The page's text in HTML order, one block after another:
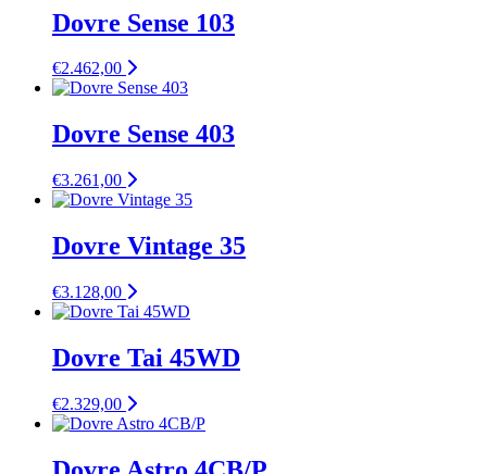
Dovre Sense 103
€2.462,00
Dovre Sense 403
€3.261,00
Dovre Vintage 35
€3.128,00
Dovre Tai 45WD
€2.329,00